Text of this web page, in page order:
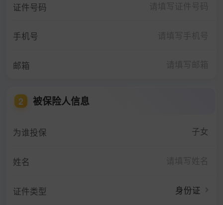
证件号码
手机号
邮箱
2 被保险人信息
为谁投保 子女
姓名
证件类型 身份证